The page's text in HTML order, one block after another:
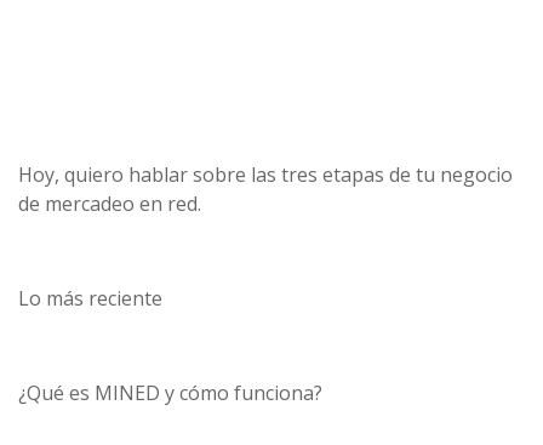
Hoy, quiero hablar sobre las tres etapas de tu negocio
de mercadeo en red.
Lo más reciente
¿Qué es MINED y cómo funciona?